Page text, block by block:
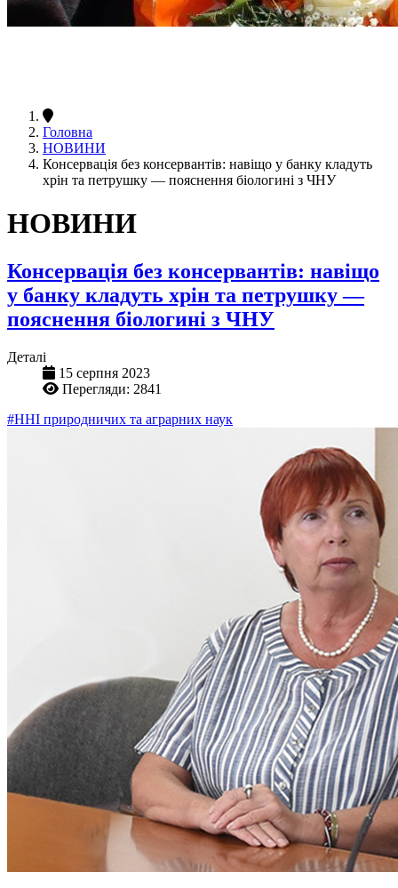
Головна
НОВИНИ
Консервація без консервантів: навіщо у банку кладуть
хрін та петрушку — пояснення біологині з ЧНУ
НОВИНИ
Консервація без консервантів: навіщо
у банку кладуть хрін та петрушку —
пояснення біологині з ЧНУ
Деталі
15 серпня 2023
Перегляди: 2841
#ННІ природничих та аграрних наук